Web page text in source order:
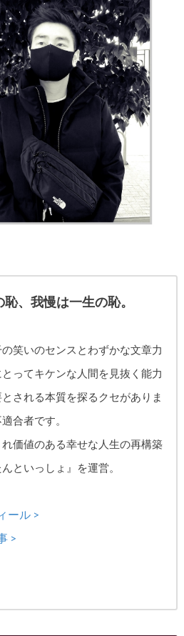
、我慢は一生の恥。
の笑いのセンスとわずかな文章力
ってキケンな人間を見抜く能力
される本質を探るクセがありま
合者です。
価値のある幸せな人生の再構築
といっしょ』を運営。
ール >
>